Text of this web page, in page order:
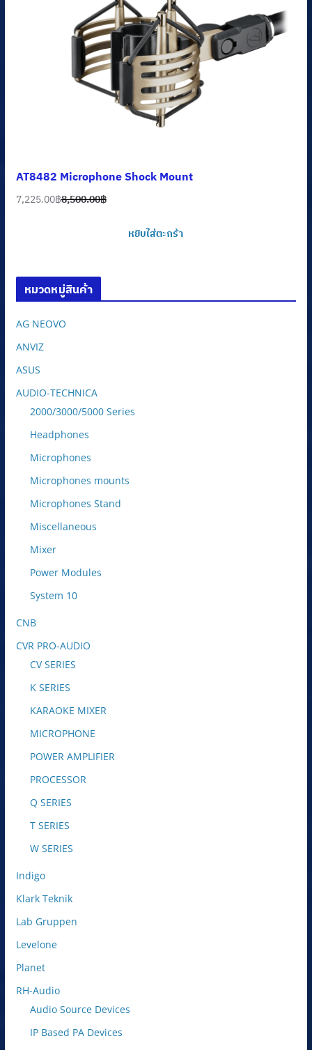
AT8482 Microphone Shock Mount
8,500.00฿
Original
7,225.00฿
Current
หยิบใส่ตะกร้า
หมวดหมู่สินค้า
AG NEOVO
ANVIZ
ASUS
AUDIO-TECHNICA
2000/3000/5000 Series
Headphones
Microphones
Microphones mounts
Microphones Stand
Miscellaneous
Mixer
Power Modules
System 10
CNB
CVR PRO-AUDIO
CV SERIES
K SERIES
KARAOKE MIXER
MICROPHONE
POWER AMPLIFIER
PROCESSOR
Q SERIES
T SERIES
W SERIES
Indigo
Klark Teknik
Lab Gruppen
Levelone
Planet
RH-Audio
Audio Source Devices
IP Based PA Devices